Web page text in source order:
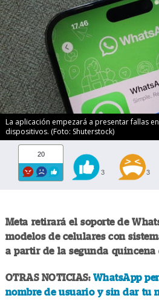
La aplicación empezará a presentar fallas
dispositivos. (Foto: Shuterstock)
20
3 3
Meta retirará el soporte de
modelos de celulares con
a partir de la segunda quincena
OTRAS NOTICIAS: WhatsApp
nombre de usuario y sin dar tu